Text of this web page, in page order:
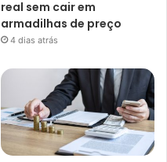
real sem cair em
armadilhas de preço
4 dias atrás